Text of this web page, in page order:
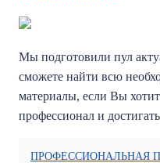
Мы подготовили пул
сможете найти всю
материалы, если Вы
профессионал и
ПРОФЕССИОНАЛЬНАЯ